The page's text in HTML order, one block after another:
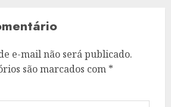
e-mail não será publicado.
são marcados com *